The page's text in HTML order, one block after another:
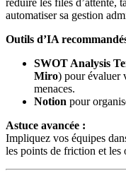
réduire les files d’attente,
automatiser sa gestion
Outils d’IA
SWOT Analysis
Miro) pour évaluer
menaces.
Notion pour
Astuce avancée :
Impliquez vos équipes
les points de friction et les